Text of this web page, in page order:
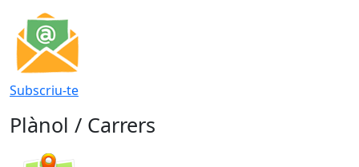
Subscriu-te
Plànol / Carrers